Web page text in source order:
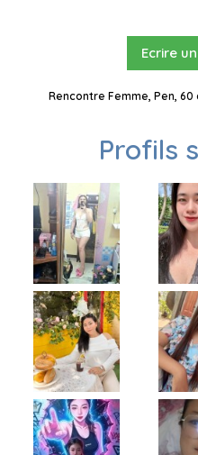
Ecrire
Rencontre Femme, Pen, 60
Profils